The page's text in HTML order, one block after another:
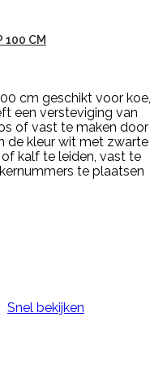
100 CM
cm geschikt voor koe,
een versteviging van
of vast te maken door
de kleur wit met zwarte
kalf te leiden, vast te
te plaatsen
Snel bekijken